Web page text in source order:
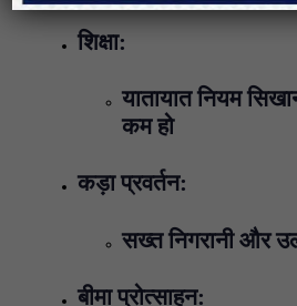
शिक्षा:
यातायात नियम
कम हो
कड़ा प्रवर्तन:
सख्त निगरानी और
बीमा प्रोत्साहन: